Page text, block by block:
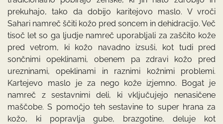
prekuhajo, tako da dobijo karitejovo maslo. V vroči
Sahari namreč ščiti kožo pred soncem in dehidracijo. Več
tisoč let so ga ljudje namreč uporabljali za zaščito kože
pred vetrom, ki kožo navadno izsuši, kot tudi pred
sončnimi opeklinami, obenem pa zdravi kožo pred
urezninami, opeklinami in raznimi kožnimi problemi.
Kartejevo maslo je za nego kože izjemno. Bogat je
namreč z sestavnimi deli, ki vključujejo nenasičene
maščobe. S pomočjo teh sestavine to super hrana za
kožo, ki popravlja gube, brazgotine, deluje kot